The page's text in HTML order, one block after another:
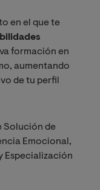
en el que te
formación en
aumentando
de tu perfil
Solución de
Emocional,
Especialización